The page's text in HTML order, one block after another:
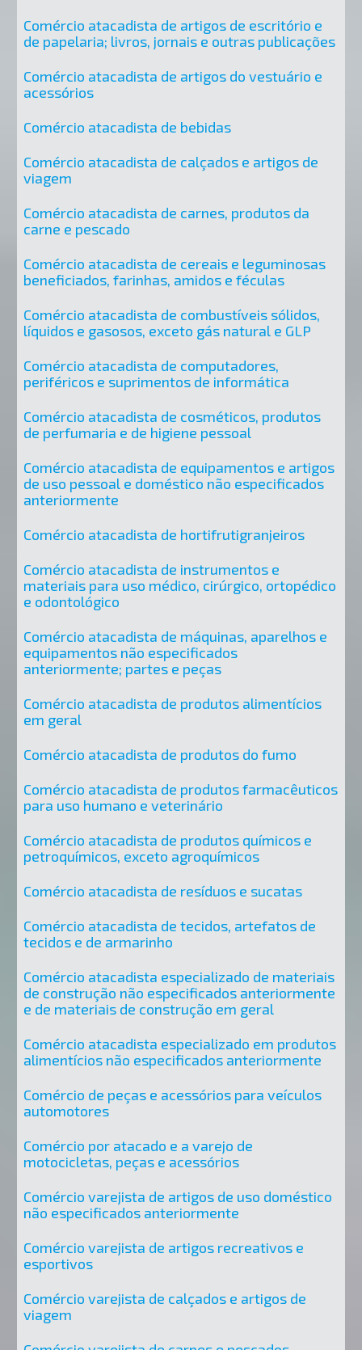
Comércio atacadista de artigos de escritório e
de papelaria; livros, jornais e outras publicações
Comércio atacadista de artigos do vestuário e
acessórios
Comércio atacadista de bebidas
Comércio atacadista de calçados e artigos de
viagem
Comércio atacadista de carnes, produtos da
carne e pescado
Comércio atacadista de cereais e leguminosas
beneficiados, farinhas, amidos e féculas
Comércio atacadista de combustíveis sólidos,
líquidos e gasosos, exceto gás natural e GLP
Comércio atacadista de computadores,
periféricos e suprimentos de informática
Comércio atacadista de cosméticos, produtos
de perfumaria e de higiene pessoal
Comércio atacadista de equipamentos e artigos
de uso pessoal e doméstico não especificados
anteriormente
Comércio atacadista de hortifrutigranjeiros
Comércio atacadista de instrumentos e
materiais para uso médico, cirúrgico, ortopédico
e odontológico
Comércio atacadista de máquinas, aparelhos e
equipamentos não especificados
anteriormente; partes e peças
Comércio atacadista de produtos alimentícios
em geral
Comércio atacadista de produtos do fumo
Comércio atacadista de produtos farmacêuticos
para uso humano e veterinário
Comércio atacadista de produtos químicos e
petroquímicos, exceto agroquímicos
Comércio atacadista de resíduos e sucatas
Comércio atacadista de tecidos, artefatos de
tecidos e de armarinho
Comércio atacadista especializado de materiais
de construção não especificados anteriormente
e de materiais de construção em geral
Comércio atacadista especializado em produtos
alimentícios não especificados anteriormente
Comércio de peças e acessórios para veículos
automotores
Comércio por atacado e a varejo de
motocicletas, peças e acessórios
Comércio varejista de artigos de uso doméstico
não especificados anteriormente
Comércio varejista de artigos recreativos e
esportivos
Comércio varejista de calçados e artigos de
viagem